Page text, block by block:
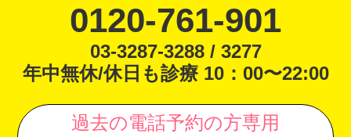
0120-761-901
03-3287-3288 / 3277
年中無休/休日も診療 10：00〜22:00
過去の電話予約の方専用